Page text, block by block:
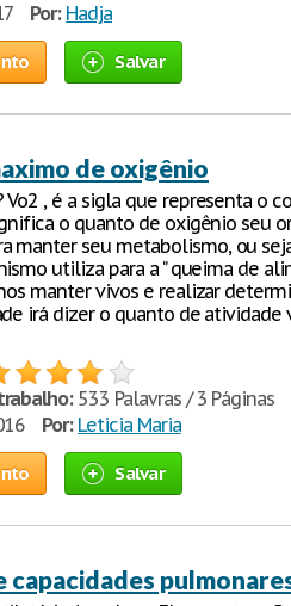
Por: Hadja
Salvar
de oxigênio
Vo2 , é a sigla que representa o
o quanto de oxigênio seu
manter seu metabolismo, ou
utiliza para a ‘’ queima de
manter vivos e realizar
irá dizer o quanto de
533 Palavras / 3 Páginas
Por: Leticia Maria
Salvar
capacidades